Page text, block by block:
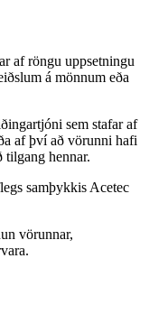
af röngu uppsetningu
á mönnum eða
sem stafar af
af því að vörunni hafi
hennar.
samþykkis Acetec
vörunnar,